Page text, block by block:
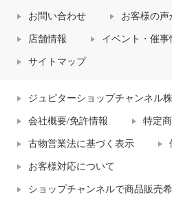
お問い合わせ お客様の声
店舗情報 イベント・催事
サイトマップ
ジュピターショップチャンネル
会社概要/免許情報 特定
古物営業法に基づく表示
お客様対応について
ショップチャンネルで商品販売